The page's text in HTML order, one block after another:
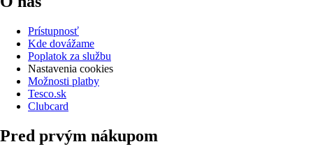
Prístupnosť
Kde dovážame
Poplatok za službu
Nastavenia cookies
Možnosti platby
Tesco.sk
Clubcard
Pred prvým nákupom